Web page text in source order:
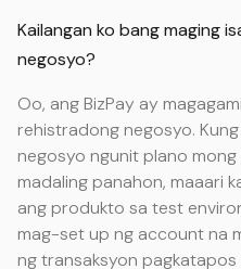
Kailangan ko bang maging
negosyo?
Oo, ang BizPay ay
rehistradong negosyo.
negosyo ngunit plano mong
madaling panahon, maaari
ang produkto sa test
mag-set up ng account na
ng transaksyon